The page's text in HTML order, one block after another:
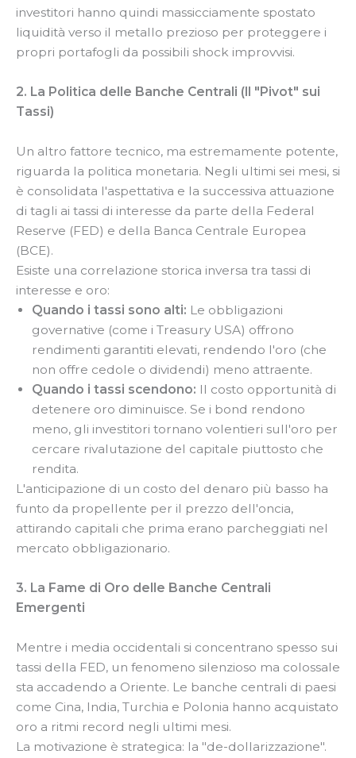
investitori hanno quindi massicciamente spostato
liquidità verso il metallo prezioso per proteggere i
propri portafogli da possibili shock improvvisi.
2. La Politica delle Banche Centrali (Il "Pivot" sui
Tassi)
Un altro fattore tecnico, ma estremamente potente,
riguarda la politica monetaria. Negli ultimi sei mesi, si
è consolidata l'aspettativa e la successiva attuazione
di tagli ai tassi di interesse da parte della Federal
Reserve (FED) e della Banca Centrale Europea
(BCE).
Esiste una correlazione storica inversa tra tassi di
interesse e oro:
Quando i tassi sono alti: Le obbligazioni
governative (come i Treasury USA) offrono
rendimenti garantiti elevati, rendendo l'oro (che
non offre cedole o dividendi) meno attraente.
Quando i tassi scendono: Il costo opportunità di
detenere oro diminuisce. Se i bond rendono
meno, gli investitori tornano volentieri sull'oro per
cercare rivalutazione del capitale piuttosto che
rendita.
L'anticipazione di un costo del denaro più basso ha
funto da propellente per il prezzo dell'oncia,
attirando capitali che prima erano parcheggiati nel
mercato obbligazionario.
3. La Fame di Oro delle Banche Centrali
Emergenti
Mentre i media occidentali si concentrano spesso sui
tassi della FED, un fenomeno silenzioso ma colossale
sta accadendo a Oriente. Le banche centrali di paesi
come Cina, India, Turchia e Polonia hanno acquistato
oro a ritmi record negli ultimi mesi.
La motivazione è strategica: la "de-dollarizzazione".